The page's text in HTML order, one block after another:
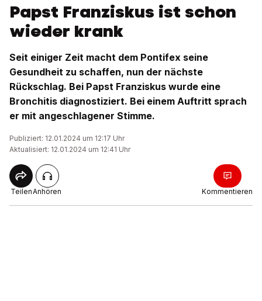
Papst Franziskus ist schon
wieder krank
Seit einiger Zeit macht dem Pontifex seine
Gesundheit zu schaffen, nun der nächste
Rückschlag. Bei Papst Franziskus wurde eine
Bronchitis diagnostiziert. Bei einem Auftritt sprach
er mit angeschlagener Stimme.
Publiziert: 12.01.2024 um 12:17 Uhr
Aktualisiert: 12.01.2024 um 12:41 Uhr
TeilenAnhören Kommentieren